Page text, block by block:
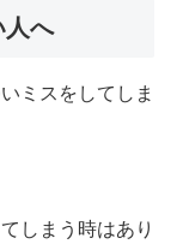
人へ
ミスをしてしま
しまう時はあり